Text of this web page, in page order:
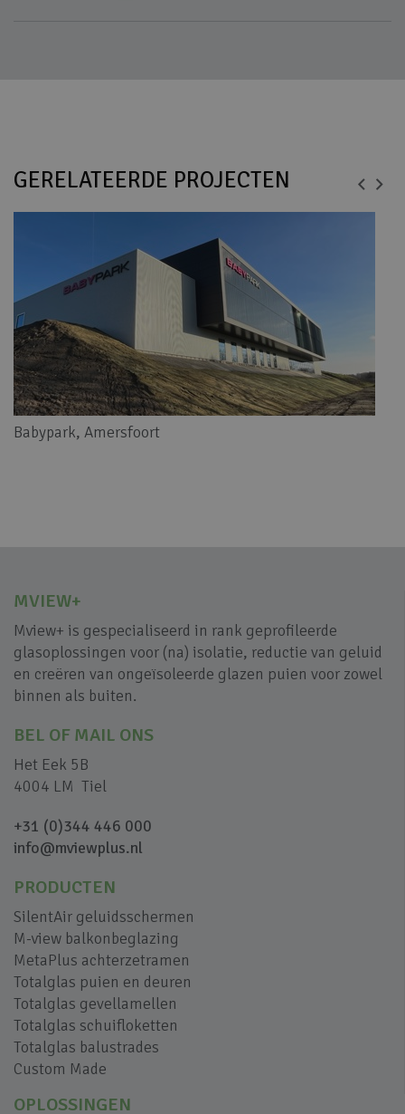
GERELATEERDE PROJECTEN
Babypark, Amersfoort
MVIEW+
Mview+ is gespecialiseerd in rank geprofileerde
glasoplossingen voor (na) isolatie, reductie van geluid
en creëren van ongeïsoleerde glazen puien voor zowel
binnen als buiten.
BEL OF MAIL ONS
Het Eek 5B
4004 LM Tiel
+31 (0)344 446 000
info@mviewplus.nl
PRODUCTEN
SilentAir geluidsschermen
M-view balkonbeglazing
MetaPlus achterzetramen
Totalglas puien en deuren
Totalglas gevellamellen
Totalglas schuifloketten
Totalglas balustrades
Custom Made
OPLOSSINGEN